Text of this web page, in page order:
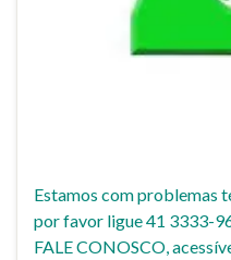
Estamos com problemas
por favor ligue 41 3333-
FALE CONOSCO,